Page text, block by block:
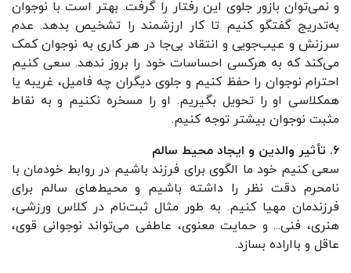
و نمی‌توان بازور جلوی این رفتار را گرفت. بهتر است با نوجوان
به‌تدریج گفتگو کنیم تا کار ارزشمند را تشخیص بدهد. عدم
سرزنش و عیب‌جویی و انتقاد بی‌جا در هر کاری به نوجوان کمک
می‌کند که به هرکسی احساسات خود را بروز ندهد. سعی کنیم
احترام نوجوان را حفظ کنیم و جلوی دیگران چه فامیل، غریبه یا
همکلاسی او را تحویل بگیریم. او را مسخره نکنیم و به نقاط
مثبت نوجوان بیشتر توجه کنیم.
۶. تأثیر والدین و ایجاد محیط سالم
سعی کنیم خود ما الگوی برای فرزند باشیم در روابط خودمان با
نامحرم دقت نظر را داشته باشیم و محیط‌های سالم برای
فرزندمان مهیا کنیم. به طور مثال ثبت‌نام در کلاس ورزشی،
هنری، فنی... و حمایت معنوی، عاطفی می‌تواند نوجوانی قوی،
عاقل و بااراده بسازد.